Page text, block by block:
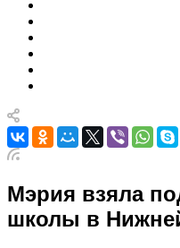
Мэрия взяла
школы в